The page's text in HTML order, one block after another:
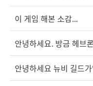
이 게임 해본 소감...
안녕하세요. 방금 헤브
안녕하세요 뉴비 길드